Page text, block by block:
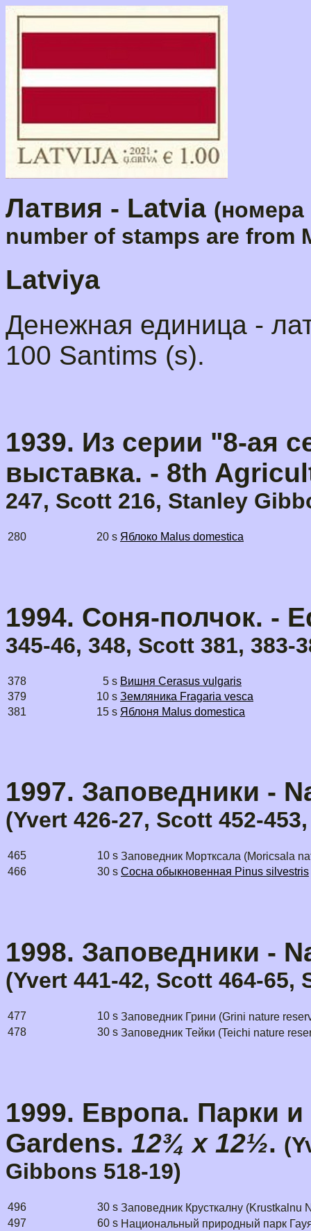
Латвия - Latvia (номера
number of stamps are from
Latviya
Денежная единица -
100 Santims (s).
1939. Из серии "8-ая
выставка. - 8th
247, Scott 216, Stanley
280 20 s Яблоко Malus domestica
1994. Соня-полчок. -
345-46, 348, Scott 381, 383-
378 5 s Вишня Cerasus vulgaris
379
10 s Земляника Fragaria vesca
381
15 s Яблоня Malus domestica
1997. Заповедники -
(Yvert 426-27, Scott 452-
465 10 s Заповедник Мортксала (Moricsala
466
30 s Сосна обыкновенная Pinus silvestris
1998. Заповедники -
(Yvert 441-42, Scott 464-65,
477 10 s Заповедник Грини (Grini nature
478
30 s Заповедник Тейки (Teichi nature
1999. Европа. Парки
Gardens. 12¾ x 12½.
Gibbons 518-19)
496 30 s Заповедник Крусткалну (Krustkalnu
497
60 s Национальный природный парк